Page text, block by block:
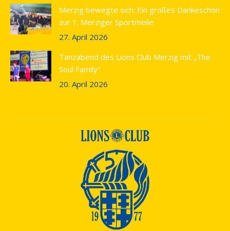
Merzig bewegte sich: Ein großes Dankeschön
zur 1. Merziger Sportmeile
27. April 2026
Tanzabend des Lions Club Merzig mit „The
Soul Family“
20. April 2026